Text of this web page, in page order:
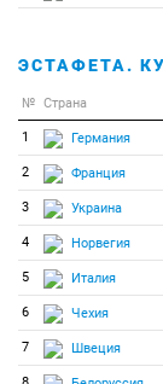
ЭСТАФЕТА.
№ Страна
1 Германия
2 Франция
3 Украина
4 Норвегия
5 Италия
6 Чехия
7 Швеция